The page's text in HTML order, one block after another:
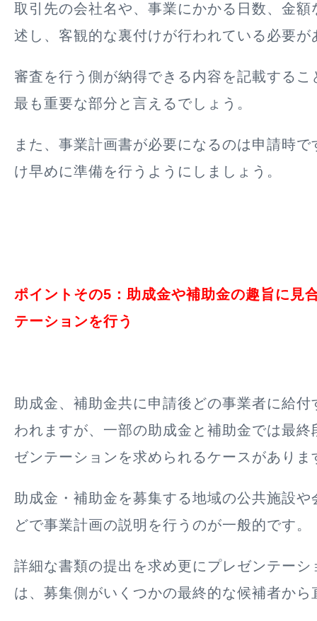
取引先の会社名や、事業にかかる日数、金額
述し、客観的な裏付けが行われている必要が
審査を行う側が納得できる内容を記載するこ
最も重要な部分と言えるでしょう。
また、事業計画書が必要になるのは申請時
け早めに準備を行うようにしましょう。
ポイントその5：助成金や補助金の趣旨に見
テーションを行う
助成金、補助金共に申請後どの事業者に給
われますが、一部の助成金と補助金では最終
ゼンテーションを求められるケースがありま
助成金・補助金を募集する地域の公共施設
どで事業計画の説明を行うのが一般的です。
詳細な書類の提出を求め更にプレゼンテーシ
は、募集側がいくつかの最終的な候補者から